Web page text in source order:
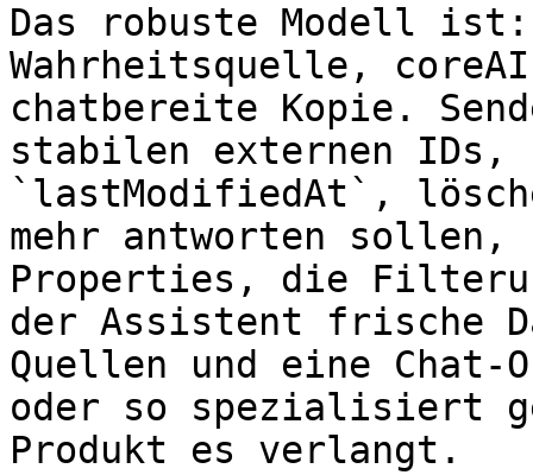
Das robuste Modell
Wahrheitsquelle,
chatbereite Kopie.
stabilen externen IDs,
`lastModifiedAt`,
mehr antworten sollen,
Properties, die
der Assistent frische
Quellen und eine
oder so spezialisiert
Produkt es verlangt.